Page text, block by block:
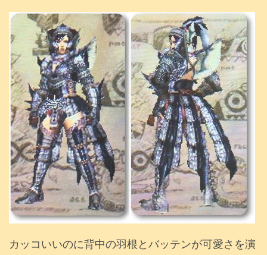
カッコいいのに背中の羽根とバッテンが可愛さを演